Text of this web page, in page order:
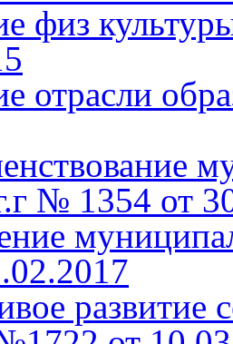
физ
отрасли
№ 1354 от
развитие